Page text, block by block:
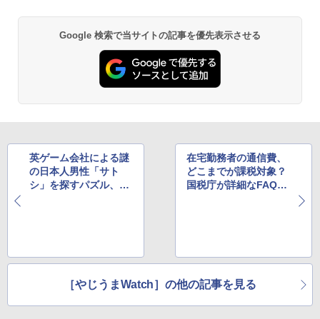
Google 検索で当サイトの記事を優先表示させる
英ゲーム会社による謎
の日本人男性「サト
シ」を探すパズル、14
在宅勤務者の通信費、
どこまでが課税対象？
国税庁が詳細なFAQを
［やじうまWatch］の他の記事を見る